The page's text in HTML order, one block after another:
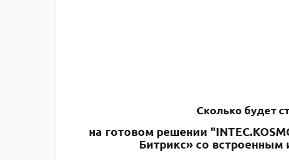
Сколько будет
на готовом решении
Битрикс» со